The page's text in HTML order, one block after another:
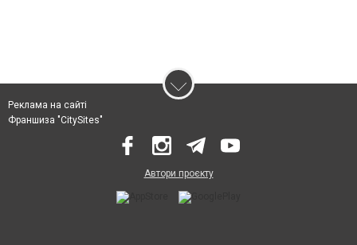
Реклама на сайті
Франшиза "CitySites"
Автори проєкту